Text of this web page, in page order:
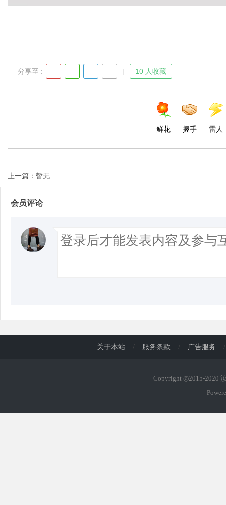
分享至 : 10 人收藏
鲜花 握手 雷人
上一篇：暂无
会员评论
关于本站 / 服务条款 / 广告服务 /
Copyright ◎2015-2020